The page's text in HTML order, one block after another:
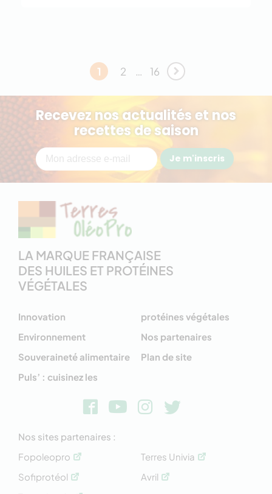
1 2 … 16
Recevez nos actualités et nos
recettes de saison
Je m'inscris
LA MARQUE FRANÇAISE
DES HUILES ET PROTÉINES
VÉGÉTALES
Innovation
Environnement
Souveraineté alimentaire
Puls’ : cuisinez les
protéines végétales
Nos partenaires
Plan de site
Nos sites partenaires :
Fopoleopro
Sofiprotéol
Terres Univia
Avril